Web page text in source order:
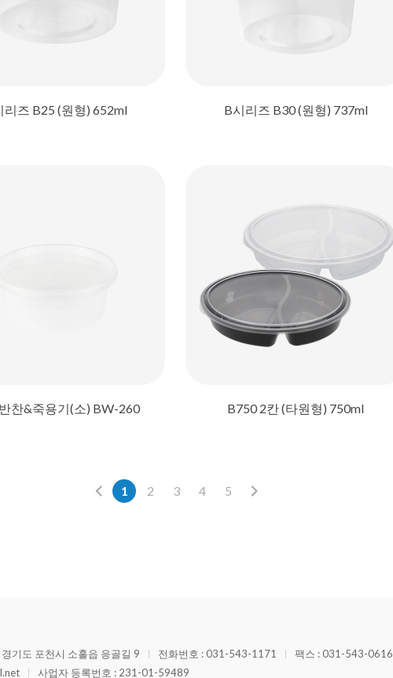
리즈 B25 (원형) 652ml B시리즈 B30 (원형) 737ml
찬&죽용기(소) BW-260 B750 2칸 (타원형) 750ml
1 2 3 4 5
기도 포천시 소흘읍 응골길 9 전화번호 : 031-543-1171
팩스 : 031-543-0616
사업자 등록번호 : 231-01-59489